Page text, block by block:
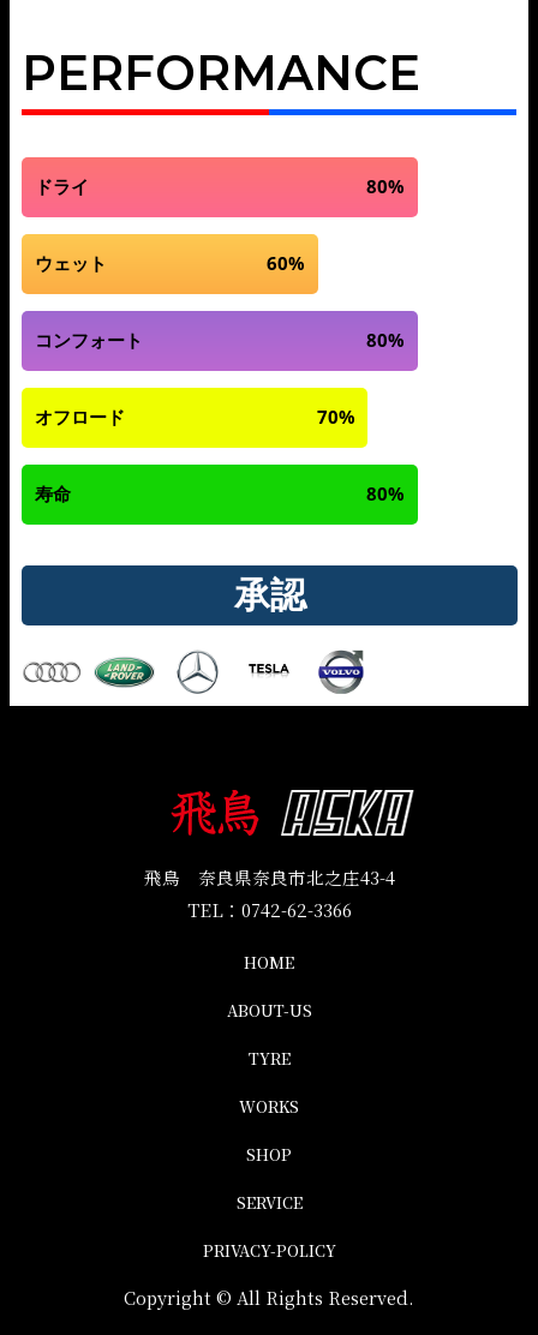
PERFORMANCE
ドライ 80%
ウェット 60%
コンフォート 80%
オフロード 70%
寿命 80%
承認
飛鳥 奈良県奈良市北之庄43-4
TEL： 0742-62-3366
HOME
ABOUT-US
TYRE
WORKS
SHOP
SERVICE
PRIVACY-POLICY
Copyright © All Rights Reserved.